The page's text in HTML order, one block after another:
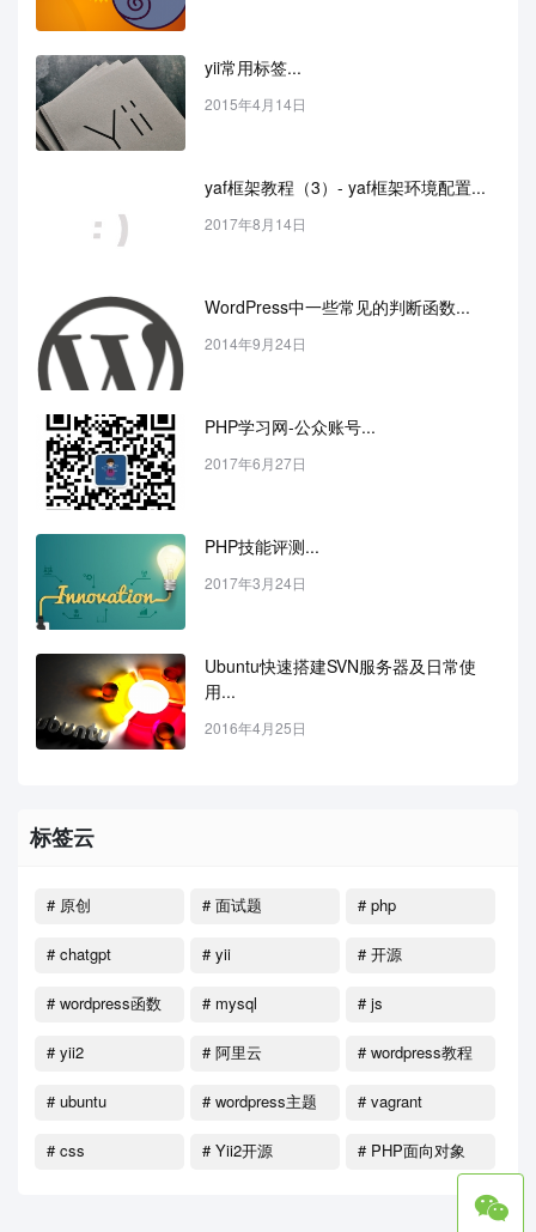
yii常用标签...
2015年4月14日
yaf框架教程（3）- yaf框架环境配置...
2017年8月14日
WordPress中一些常见的判断函数...
2014年9月24日
PHP学习网-公众账号...
2017年6月27日
PHP技能评测...
2017年3月24日
Ubuntu快速搭建SVN服务器及日常使
用...
2016年4月25日
标签云
# 原创 # 面试题 # php
# chatgpt # yii # 开源
# wordpress函数 # mysql # js
# yii2 # 阿里云 # wordpress教程
# ubuntu # wordpress主题 # vagrant
# css # Yii2开源 # PHP面向对象